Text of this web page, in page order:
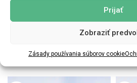
Prijať
Zobraziť
Zásady používania súborov cookie
A4